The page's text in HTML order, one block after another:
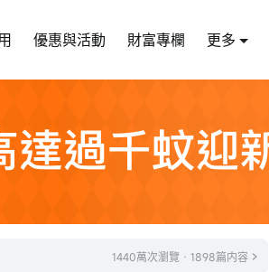
優惠與活動 財富專欄 更多
1440萬次瀏覽 · 1898篇内容